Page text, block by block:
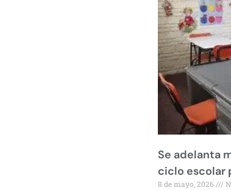
Se adelanta
ciclo escolar
8 de mayo, 2026